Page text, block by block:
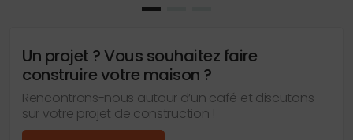
Un projet ? Vous souhaitez faire
construire votre maison ?
Rencontrons-nous autour d’un café et discutons
sur votre projet de construction !